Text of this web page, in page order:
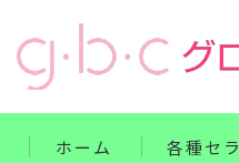
ホーム 各種セ